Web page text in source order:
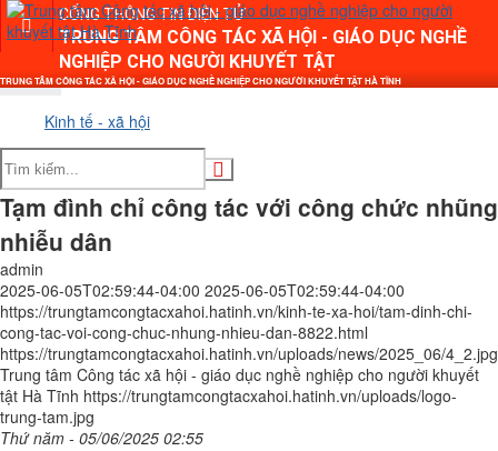
CỔNG THÔNG TIN ĐIỆN TỬ
TRUNG TÂM CÔNG TÁC XÃ HỘI - GIÁO DỤC NGHỀ
NGHIỆP CHO NGƯỜI KHUYẾT TẬT
TRUNG TÂM CÔNG TÁC XÃ HỘI - GIÁO DỤC NGHỀ NGHIỆP CHO NGƯỜI KHUYẾT TẬT HÀ TĨNH
Kinh tế - xã hội
Tạm đình chỉ công tác với công chức nhũng
nhiễu dân
admin
2025-06-05T02:59:44-04:00 2025-06-05T02:59:44-04:00
https://trungtamcongtacxahoi.hatinh.vn/kinh-te-xa-hoi/tam-dinh-chi-
cong-tac-voi-cong-chuc-nhung-nhieu-dan-8822.html
https://trungtamcongtacxahoi.hatinh.vn/uploads/news/2025_06/4_2.jpg
Trung tâm Công tác xã hội - giáo dục nghề nghiệp cho người khuyết
tật Hà Tĩnh https://trungtamcongtacxahoi.hatinh.vn/uploads/logo-
trung-tam.jpg
Thứ năm - 05/06/2025 02:55